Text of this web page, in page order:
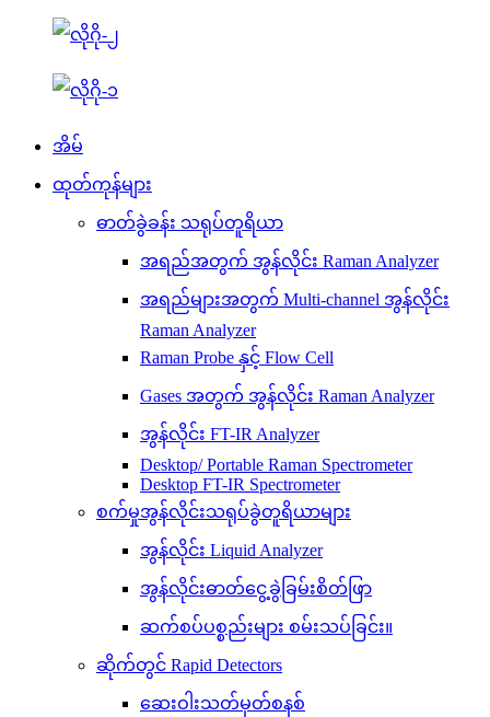
အိမ်
ထုတ်ကုန်များ
ဓာတ်ခွဲခန်း သရုပ်တူရိယာ
အရည်အတွက် အွန်လိုင်း Raman Analyzer
အရည်များအတွက် Multi-channel အွန်လိုင်း
Raman Analyzer
Raman Probe နှင့် Flow Cell
Gases အတွက် အွန်လိုင်း Raman Analyzer
အွန်လိုင်း FT-IR Analyzer
Desktop/ Portable Raman Spectrometer
Desktop FT-IR Spectrometer
စက်မှုအွန်လိုင်းသရုပ်ခွဲတူရိယာများ
အွန်လိုင်း Liquid Analyzer
အွန်လိုင်းဓာတ်ငွေ့ခွဲခြမ်းစိတ်ဖြာ
ဆက်စပ်ပစ္စည်းများ စမ်းသပ်ခြင်း။
ဆိုက်တွင် Rapid Detectors
ဆေးဝါးသတ်မှတ်စနစ်